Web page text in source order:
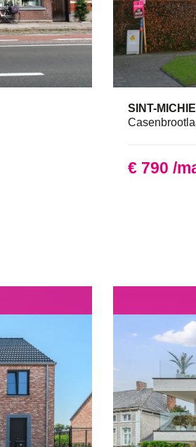
SINT-
€ 790 /